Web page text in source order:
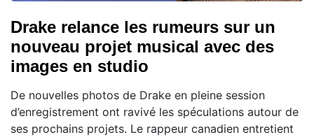
Drake relance les rumeurs sur un
nouveau projet musical avec des
images en studio
De nouvelles photos de Drake en pleine session
d’enregistrement ont ravivé les spéculations autour de
ses prochains projets. Le rappeur canadien entretient